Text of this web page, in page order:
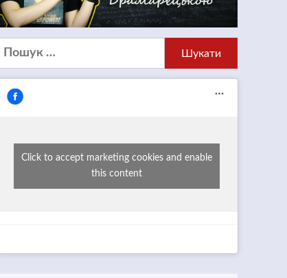
Пошук:
Click to accept marketing cookies and enable
this content